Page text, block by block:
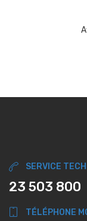
SERVICE
23 503 800
TÉLÉPHONE